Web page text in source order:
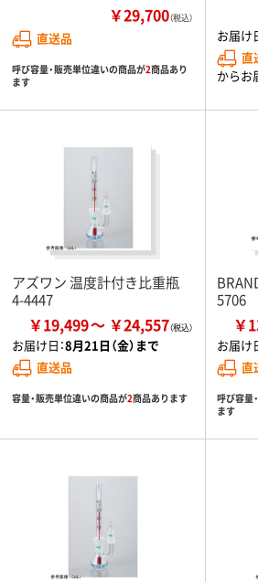
￥29,700（税込）
直送品
呼び容量・販売単位違いの商品が2商品あり
ます
お届け
直
からお
アズワン 温度計付き比重瓶
4-4447
￥19,499 ￥24,557
お届け日：8月21日（金）まで
直送品
容量・販売単位違いの商品が2商品あります
5706
￥
お届け
直
呼び容量
ます